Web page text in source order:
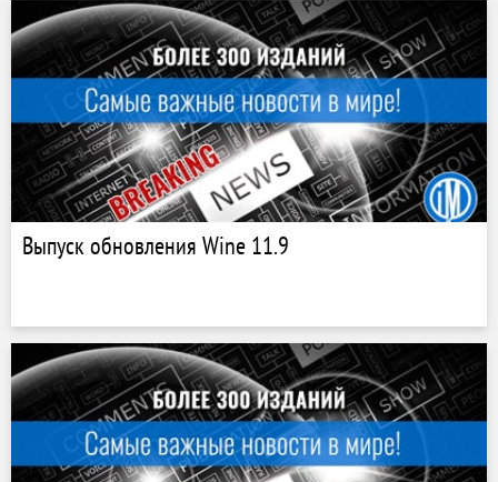
Выпуск обновления Wine 11.9